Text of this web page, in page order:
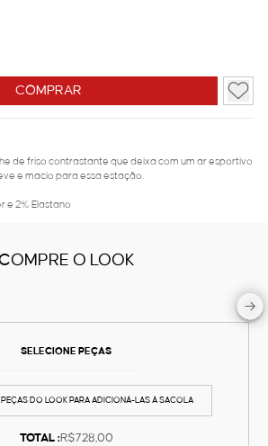
COMPRAR
de friso contrastante que deixa com um ar esportivo
e macio para essa estação.
e 2% Elastano
O LOOK
SELECIONE PEÇAS
PEÇAS DO LOOK PARA ADICIONÁ-LAS À SACOLA
TOTAL :R$728,00